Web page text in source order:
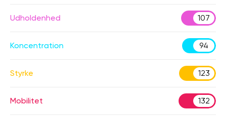
Udholdenhed 107
Koncentration 94
Styrke 123
Mobilitet 132